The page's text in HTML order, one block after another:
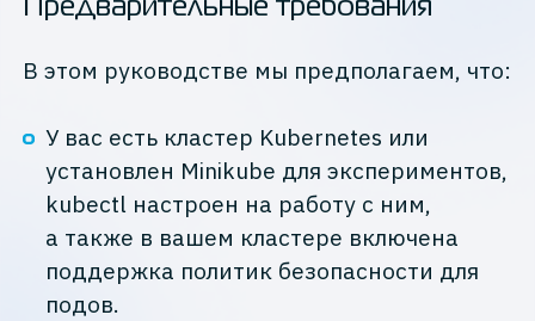
Предварительные требования
В этом руководстве мы предполагаем, что:
У вас есть кластер Kubernetes или
установлен Minikube для экспериментов,
kubectl настроен на работу с ним,
а также в вашем кластере включена
поддержка политик безопасности для
подов.